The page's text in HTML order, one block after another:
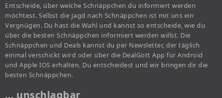
Entscheide, über welche Schnäppchen du informiert werden
möchtest. Selbst die Jagd nach Schnäppchen ist mit uns ein
Vergnügen. Du hast die Wahl und kannst so entscheide, wie du
über die besten Schnäppchen informiert werden willst. Die
Schnäppchen und Deals kannst du per Newsletter, der täglich
einmal verschickt wird oder über die DealGott App für Android
und Apple IOS erhalten. Du entscheidest und wir bringen dir die
besten Schnäppchen.
… unschlagbar